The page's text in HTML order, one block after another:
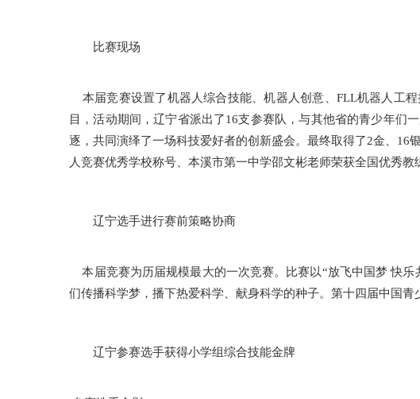
比赛现场
本届竞赛设置了机器人综合技能、机器人创意、FLL机器人工
目，活动期间，辽宁省派出了16支参赛队，与其他省的青少年们
逐，共同演绎了一场科技爱好者的创新盛会。最终取得了2金、16
人竞赛优秀学校称号、本溪市第一中学邵文彬老师荣获全国优秀教
辽宁选手进行赛前策略协商
本届竞赛为历届规模最大的一次竞赛。比赛以“放飞中国梦 快
们传播科学梦，播下热爱科学、献身科学的种子。第十四届中国青
辽宁参赛选手获得小学组综合技能金牌